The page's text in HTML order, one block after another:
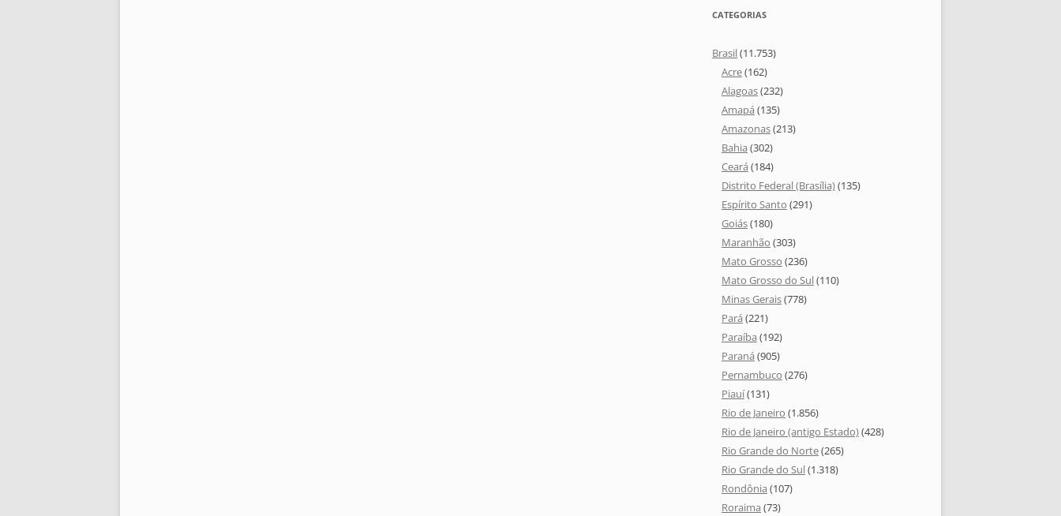
CATEGORIAS
Brasil(11.753)
Acre(162)
Alagoas(232)
Amapá (135)
Amazonas(213)
Bahia (302)
Ceará (184)
Distrito Federal (Brasília)(135)
Espírito Santo (291)
Goiás(180)
Maranhão (303)
Mato Grosso (236)
Mato Grosso do Sul(110)
Minas Gerais(778)
Pará (221)
Paraíba (192)
Paraná (905)
Pernambuco (276)
Piauí(131)
Rio de Janeiro (1.856)
Rio de Janeiro (antigo Estado)(428)
Rio Grande do Norte(265)
Rio Grande do Sul(1.318)
Rondônia (107)
Roraima (73)